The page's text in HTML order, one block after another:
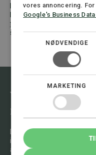
Er du kommet til skade
håndsrækning? Kontakt
for personskade
som arbejdsskade.
Vil du vide
mig.
Du er altid velkommen til
indledende drøftelse af
analysere situationen og
vores annoncering.
Google's Business
NØDVENDIGE
MARKETING